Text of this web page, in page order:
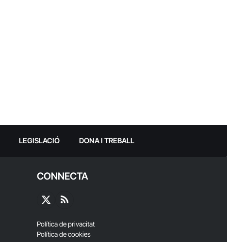
LEGISLACIÓ DONA I TREBALL
CONNECTA
X
RSS
Política de privacitat
Política de cookies